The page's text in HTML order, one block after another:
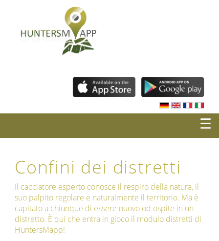
☰
Confini dei distretti
Il cacciatore esperto conosce il respiro della natura, il
suo palpito regolare e naturalmente il territorio. Ma è
capitato a chiunque di essere nuovo od ospite in un
distretto. È qui che entra in gioco il modulo distretti di
HuntersMapp!